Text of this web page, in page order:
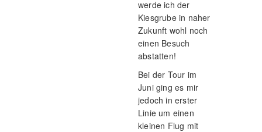
werde ich der
Kiesgrube in naher
Zukunft wohl noch
einen Besuch
abstatten!
Bei der Tour im
Juni ging es mir
jedoch in erster
Linie um einen
kleinen Flug mit